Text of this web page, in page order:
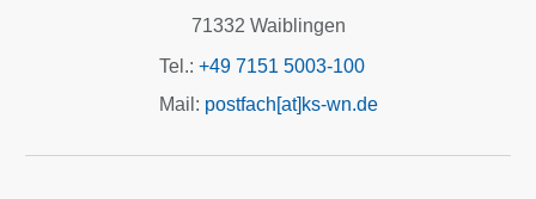
71332 Waiblingen
Tel.: +49 7151 5003-100
Mail: postfach[at]ks-wn.de